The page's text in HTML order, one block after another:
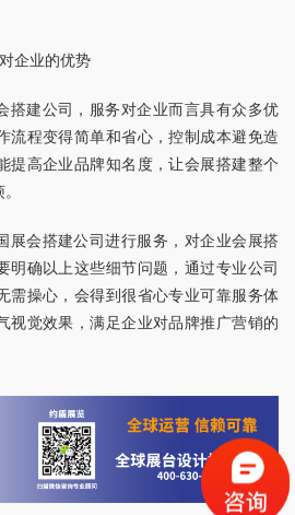
企业的优势
搭建公司，服务对企业而言具有众多优
流程变得简单和省心，控制成本避免造
提高企业品牌知名度，让会展搭建整个
展会搭建公司进行服务，对企业会展搭
明确以上这些细节问题，通过专业公司
需操心，会得到很省心专业可靠服务体
视觉效果，满足企业对品牌推广营销的